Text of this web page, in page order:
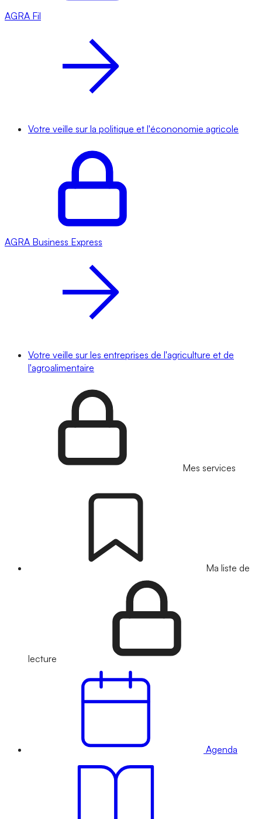
AGRA Fil
Votre veille sur la politique et l'écononomie agricole
AGRA Business Express
Votre veille sur les entreprises de l'agriculture et de
l'agroalimentaire
Mes services
Ma liste de
lecture
Agenda